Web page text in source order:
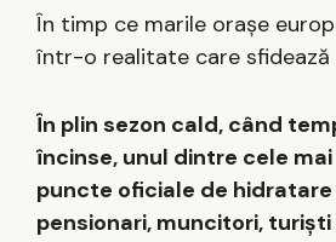
În timp ce marile orașe
într-o realitate care sfidează
În plin sezon cald, când
încinse, unul dintre cele
puncte oficiale de
pensionari, muncitori,